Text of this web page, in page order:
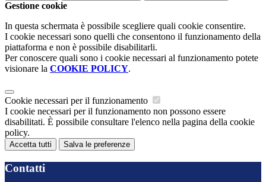
Gestione cookie
In questa schermata è possibile scegliere quali cookie consentire.
I cookie necessari sono quelli che consentono il funzionamento della
piattaforma e non è possibile disabilitarli.
Per conoscere quali sono i cookie necessari al funzionamento potete
visionare la COOKIE POLICY.
Cookie necessari per il funzionamento
I cookie necessari per il funzionamento non possono essere
disabilitati. È possibile consultare l'elenco nella pagina della cookie
policy.
Accetta tutti Salva le preferenze
Contatti